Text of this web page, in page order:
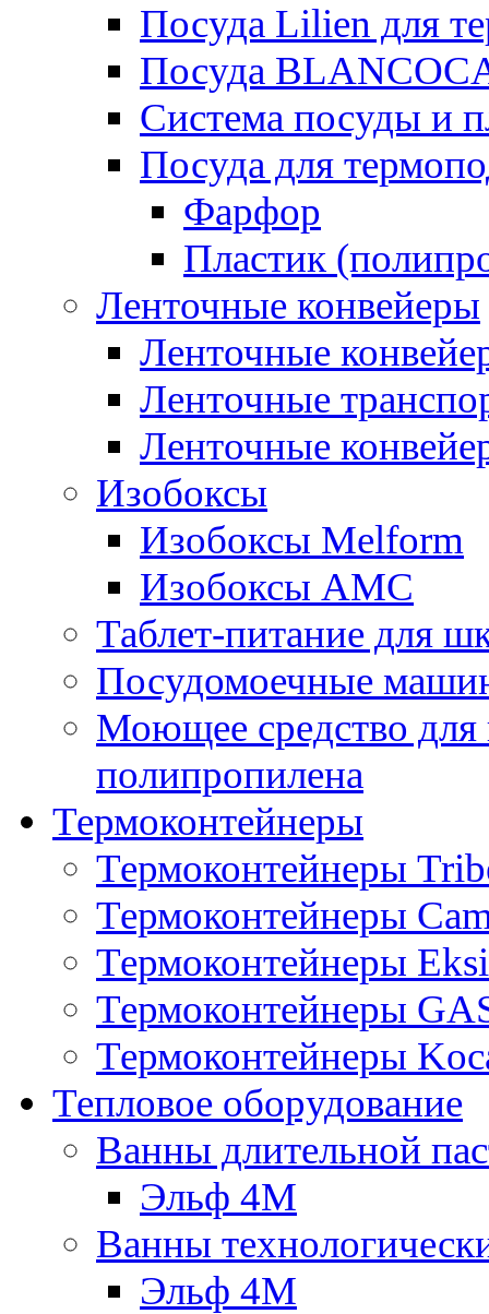
Посуда Lilien для
Посуда
Система посуды и
Посуда для
Фарфор
Пластик
Ленточные конвейеры
Ленточные
Ленточные
Ленточные
Изобоксы
Изобоксы Melform
Изобоксы AMC
Таблет-питание для
Посудомоечные
Моющее средство для
полипропилена
Термоконтейнеры
Термоконтейнеры
Термоконтейнеры
Термоконтейнеры Eksi
Термоконтейнеры
Термоконтейнеры
Тепловое оборудование
Ванны длительной
Эльф 4М
Ванны
Эльф 4М